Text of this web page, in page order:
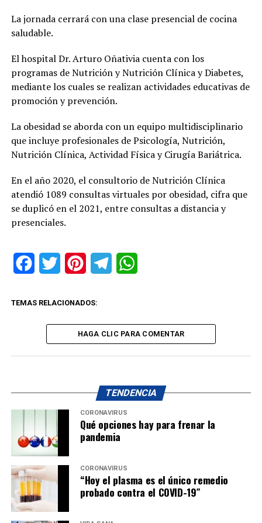
La jornada cerrará con una clase presencial de cocina
saludable.
El hospital Dr. Arturo Oñativia cuenta con los
programas de Nutrición y Nutrición Clínica y Diabetes,
mediante los cuales se realizan actividades educativas de
promoción y prevención.
La obesidad se aborda con un equipo multidisciplinario
que incluye profesionales de Psicología, Nutrición,
Nutrición Clínica, Actividad Física y Cirugía Bariátrica.
En el año 2020, el consultorio de Nutrición Clínica
atendió 1089 consultas virtuales por obesidad, cifra que
se duplicó en el 2021, entre consultas a distancia y
presenciales.
FacebookTwitter PinterestTelegram
TEMAS RELACIONADOS:
HAGA CLIC PARA COMENTAR
TENDENCIA
CORONAVIRUS
Qué opciones hay para frenar la
pandemia
CORONAVIRUS
“Hoy el plasma es el único remedio
probado contra el COVID-19″